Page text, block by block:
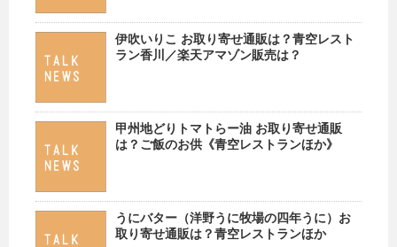
伊吹いりこ お取り寄せ通販は？青空レスト
ラン香川／楽天アマゾン販売は？
甲州地どりトマトらー油 お取り寄せ通販
は？ご飯のお供《青空レストランほか》
うにバター（洋野うに牧場の四年うに）お
取り寄せ通販は？青空レストランほか